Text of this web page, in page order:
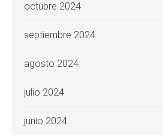
octubre 2024
septiembre 2024
agosto 2024
julio 2024
junio 2024